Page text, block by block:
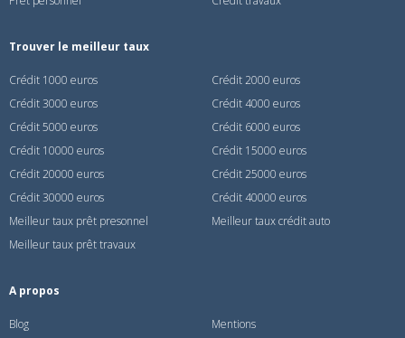
Trouver le meilleur taux
Crédit 1000 euros
Crédit 2000 euros
Crédit 3000 euros
Crédit 4000 euros
Crédit 5000 euros
Crédit 6000 euros
Crédit 10000 euros
Crédit 15000 euros
Crédit 20000 euros
Crédit 25000 euros
Crédit 30000 euros
Crédit 40000 euros
Meilleur taux prêt presonnel
Meilleur taux crédit auto
Meilleur taux prêt travaux
A propos
Blog Mentions